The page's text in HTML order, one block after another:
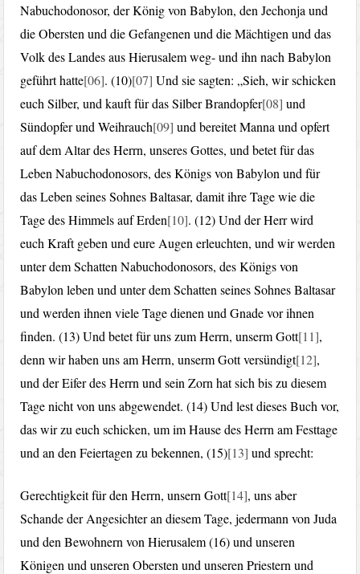
Nabuchodonosor, der König von Babylon, den Jechonja und
die Obersten und die Gefangenen und die Mächtigen und das
Volk des Landes aus Hierusalem weg- und ihn nach Babylon
geführt hatte[06]. (10)[07] Und sie sagten: „Sieh, wir schicken
euch Silber, und kauft für das Silber Brandopfer[08] und
Sündopfer und Weihrauch[09] und bereitet Manna und opfert
auf dem Altar des Herrn, unseres Gottes, und betet für das
Leben Nabuchodonosors, des Königs von Babylon und für
das Leben seines Sohnes Baltasar, damit ihre Tage wie die
Tage des Himmels auf Erden[10]. (12) Und der Herr wird
euch Kraft geben und eure Augen erleuchten, und wir werden
unter dem Schatten Nabuchodonosors, des Königs von
Babylon leben und unter dem Schatten seines Sohnes Baltasar
und werden ihnen viele Tage dienen und Gnade vor ihnen
finden. (13) Und betet für uns zum Herrn, unserm Gott[11],
denn wir haben uns am Herrn, unserm Gott versündigt[12],
und der Eifer des Herrn und sein Zorn hat sich bis zu diesem
Tage nicht von uns abgewendet. (14) Und lest dieses Buch vor,
das wir zu euch schicken, um im Hause des Herrn am Festtage
und an den Feiertagen zu bekennen, (15)[13] und sprecht:
Gerechtigkeit für den Herrn, unsern Gott[14], uns aber
Schande der Angesichter an diesem Tage, jedermann von Juda
und den Bewohnern von Hierusalem (16) und unseren
Königen und unseren Obersten und unseren Priestern und